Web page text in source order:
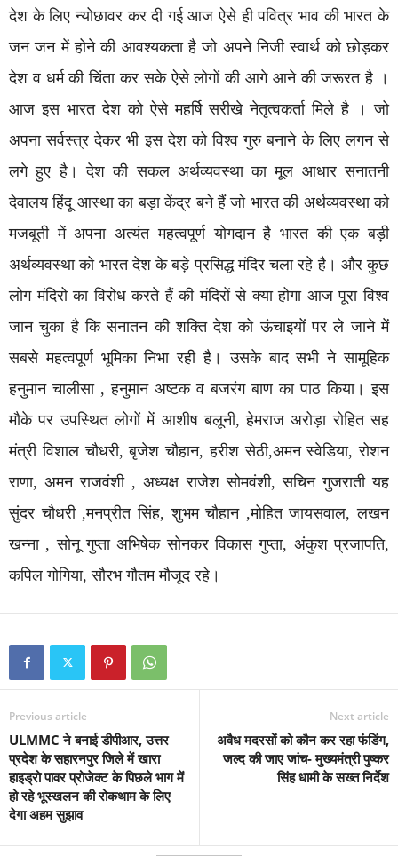
देश के लिए न्योछावर कर दी गई आज ऐसे ही पवित्र भाव की भारत के
जन जन में होने की आवश्यकता है जो अपने निजी स्वार्थ को छोड़कर
देश व धर्म की चिंता कर सके ऐसे लोगों की आगे आने की जरूरत है ।
आज इस भारत देश को ऐसे महर्षि सरीखे नेतृत्वकर्ता मिले है । जो
अपना सर्वस्त्र देकर भी इस देश को विश्व गुरु बनाने के लिए लगन से
लगे हुए है। देश की सकल अर्थव्यवस्था का मूल आधार सनातनी
देवालय हिंदू आस्था का बड़ा केंद्र बने हैं जो भारत की अर्थव्यवस्था को
मजबूती में अपना अत्यंत महत्वपूर्ण योगदान है भारत की एक बड़ी
अर्थव्यवस्था को भारत देश के बड़े प्रसिद्ध मंदिर चला रहे है। और कुछ
लोग मंदिरो का विरोध करते हैं की मंदिरों से क्या होगा आज पूरा विश्व
जान चुका है कि सनातन की शक्ति देश को ऊंचाइयों पर ले जाने में
सबसे महत्वपूर्ण भूमिका निभा रही है। उसके बाद सभी ने सामूहिक
हनुमान चालीसा , हनुमान अष्टक व बजरंग बाण का पाठ किया। इस
मौके पर उपस्थित लोगों में आशीष बलूनी, हेमराज अरोड़ा रोहित सह
मंत्री विशाल चौधरी, बृजेश चौहान, हरीश सेठी,अमन स्वेडिया, रोशन
राणा, अमन राजवंशी , अध्यक्ष राजेश सोमवंशी, सचिन गुजराती यह
सुंदर चौधरी ,मनप्रीत सिंह, शुभम चौहान ,मोहित जायसवाल, लखन
खन्ना , सोनू गुप्ता अभिषेक सोनकर विकास गुप्ता, अंकुश प्रजापति,
कपिल गोगिया, सौरभ गौतम मौजूद रहे।
Previous article
ULMMC ने बनाई डीपीआर, उत्तर
प्रदेश के सहारनपुर जिले में खारा
हाइड्रो पावर प्रोजेक्ट के पिछले भाग में
हो रहे भूस्खलन की रोकथाम के लिए
देगा अहम सुझाव
Next article
अवैध मदरसों को कौन कर रहा फंडिंग,
जल्द की जाए जांच- मुख्यमंत्री पुष्कर
सिंह धामी के सख्त निर्देश